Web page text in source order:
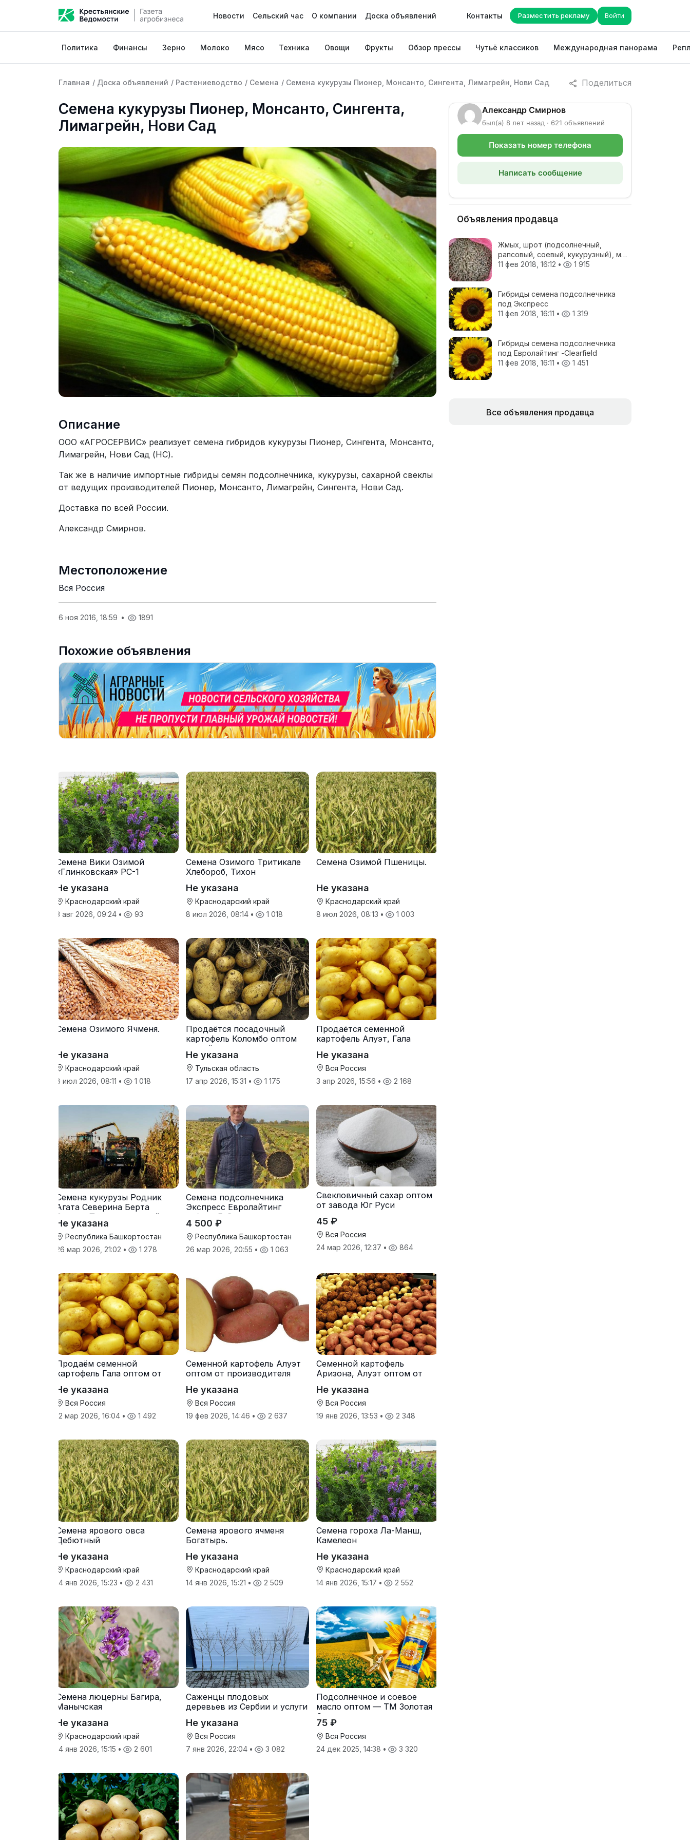
Новости Сельский час О компании Доска объявлений Контакты Разместить рекламу Войти
Политика Финансы Зерно Молоко Мясо Техника Овощи Фрукты Обзор прессы Чутьё классиков Международная панорама
Поделиться
Главная / Доска объявлений / Растениеводство / Семена / Семена кукурузы Пионер, Монсанто, Сингента, Лимагрейн, Нови Сад
Семена кукурузы Пионер, Монсанто, Сингента,
Лимагрейн, Нови Сад
Описание
ООО «АГРОСЕРВИС» реализует семена гибридов кукурузы Пионер, Сингента, Монсанто,
Лимагрейн, Нови Сад (НС).
Так же в наличие импортные гибриды семян подсолнечника, кукурузы, сахарной свеклы
от ведущих производителей Пионер, Монсанто, Лимагрейн, Сингента, Нови Сад.
Доставка по всей России.
Александр Смирнов.
Местоположение
Вся Россия
6 ноя 2016, 18:59 • 1891
Похожие объявления
Семена Вики Озимой
«Глинковская» РС-1
Не указана
Краснодарский край
3 авг 2026, 09:24 • 93
Семена Озимого Тритикале
Хлебороб, Тихон
Не указана
Краснодарский край
8 июл 2026, 08:14 • 1 018
Семена Озимой Пшеницы.
Не указана
Краснодарский край
8 июл 2026, 08:13 • 1 003
Семена Озимого Ячменя.
Не указана
Краснодарский край
8 июл 2026, 08:11 • 1 018
Продаётся посадочный
картофель Коломбо оптом
от трёх тонн
Не указана
Тульская область
17 апр 2026, 15:31 • 1 175
Продаётся семенной
картофель Алуэт, Гала
Не указана
Вся Россия
3 апр 2026, 15:56 • 2 168
Семена кукурузы Родник
Агата Северина Берта
Вилора Прохладненский
Дарина Росс Машук
Катерина
Не указана
Республика Башкортостан
26 мар 2026, 21:02 • 1 278
Семена подсолнечника
Экспресс Евролайтинг
гибрид F-G+
4 500 ₽
Республика Башкортостан
26 мар 2026, 20:55 • 1 063
Свекловичный сахар оптом
от завода Юг Руси
45 ₽
Вся Россия
24 мар 2026, 12:37 • 864
Продаём семенной
картофель Гала оптом от
Не указана
Вся Россия
12 мар 2026, 16:04 • 1 492
Семенной картофель Алуэт
оптом от производителя
Не указана
Вся Россия
19 фев 2026, 14:46 • 2 637
Семенной картофель
Аризона, Алуэт оптом от
Не указана
Вся Россия
19 янв 2026, 13:53 • 2 348
Семена ярового овса
Дебютный
Не указана
Краснодарский край
14 янв 2026, 15:23 • 2 431
Семена ярового ячменя
Богатырь.
Не указана
Краснодарский край
14 янв 2026, 15:21 • 2 509
Семена гороха Ла-Манш,
Камелеон
Не указана
Краснодарский край
14 янв 2026, 15:17 • 2 552
Семена люцерны Багира,
Манычская
Не указана
Краснодарский край
14 янв 2026, 15:15 • 2 601
Саженцы плодовых
деревьев из Сербии и услуги
Не указана
Вся Россия
7 янв 2026, 22:04 • 3 082
Подсолнечное и соевое
масло оптом — ТМ Золотая
Семечка
75 ₽
Вся Россия
24 дек 2025, 14:38 • 3 320
Александр Смирнов
был(а) 8 лет назад · 621 объявлений
Показать номер телефона
Написать сообщение
Объявления продавца
Жмых, шрот (подсолнечный,
рапсовый, соевый, кукурузный), мел
кормовой, отруби пшеничные, жом
11 фев 2018, 16:12 • 1 915
Гибриды семена подсолнечника
под Экспресс
11 фев 2018, 16:11 • 1 319
Гибриды семена подсолнечника
под Евролайтинг -Сlearfield
11 фев 2018, 16:11 • 1 451
Все объявления продавца